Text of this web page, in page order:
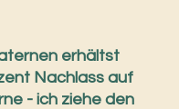
erhältst
Nachlass auf
- ich ziehe den